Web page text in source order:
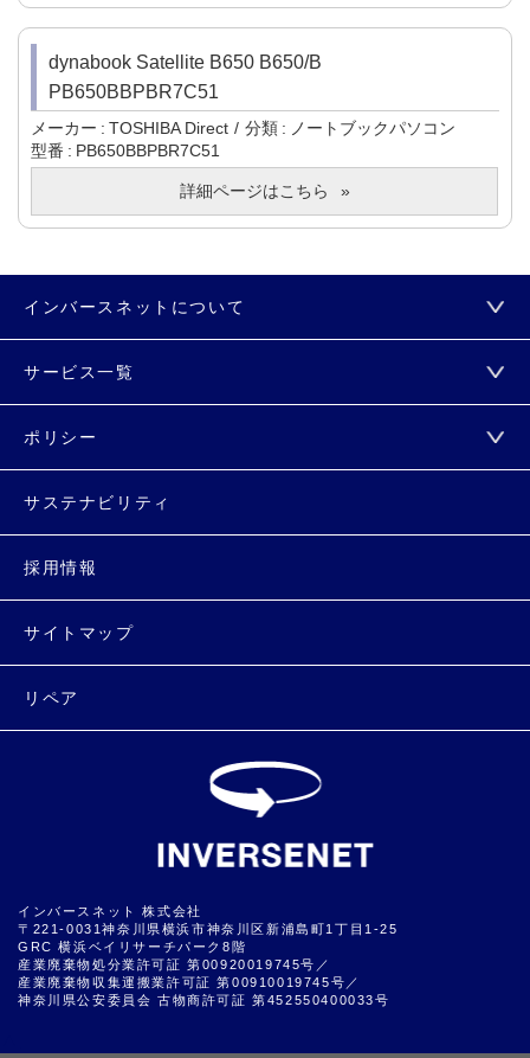
dynabook Satellite B650 B650/B
PB650BBPBR7C51
メーカー TOSHIBA Direct 分類
ノートブックパソコン
型番
PB650BBPBR7C51
詳細ページはこちら
インバースネットについて
サービス一覧
ポリシー
サステナビリティ
採用情報
サイトマップ
リペア
インバースネット 株式会社
〒221-0031神奈川県横浜市神奈川区新浦島町1丁目1-25
GRC 横浜ベイリサーチパーク8階
産業廃棄物処分業許可証 第00920019745号／
産業廃棄物収集運搬業許可証 第00910019745号／
神奈川県公安委員会 古物商許可証 第452550400033号